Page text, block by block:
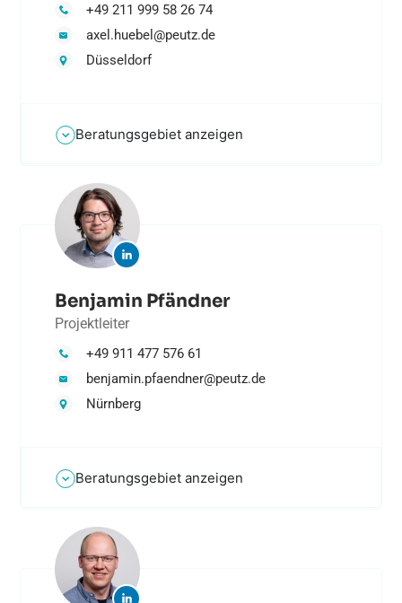
+49 211 999 58 26 74
axel.huebel@peutz.de
Düsseldorf
Beratungsgebiet anzeigen
Benjamin Pfändner
Projektleiter
+49 911 477 576 61
benjamin.pfaendner@peutz.de
Nürnberg
Beratungsgebiet anzeigen